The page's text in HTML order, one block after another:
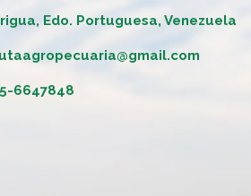
Edo. Portuguesa, Venezuela
6647848